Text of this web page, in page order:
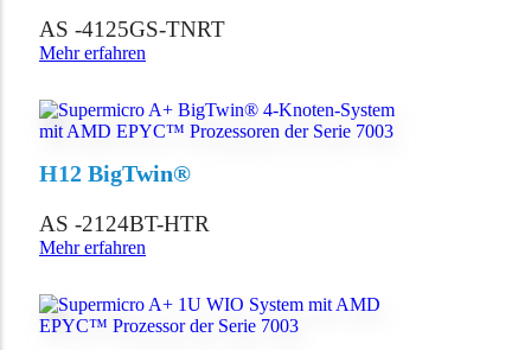
AS -4125GS-TNRT
Mehr erfahren
H12 BigTwin®
AS -2124BT-HTR
Mehr erfahren